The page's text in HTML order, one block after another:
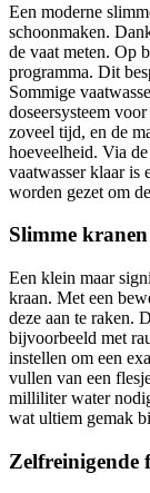
Een moderne
schoonmaken.
de vaat meten. Op
programma. Dit
Sommige
doseersysteem
zoveel tijd, en de
hoeveelheid. Via
vaatwasser klaar is
worden gezet om
Slimme
Een klein maar
kraan. Met een
deze aan te raken.
bijvoorbeeld met
instellen om een
vullen van een
milliliter water
wat ultiem gemak
Zelfreinigende